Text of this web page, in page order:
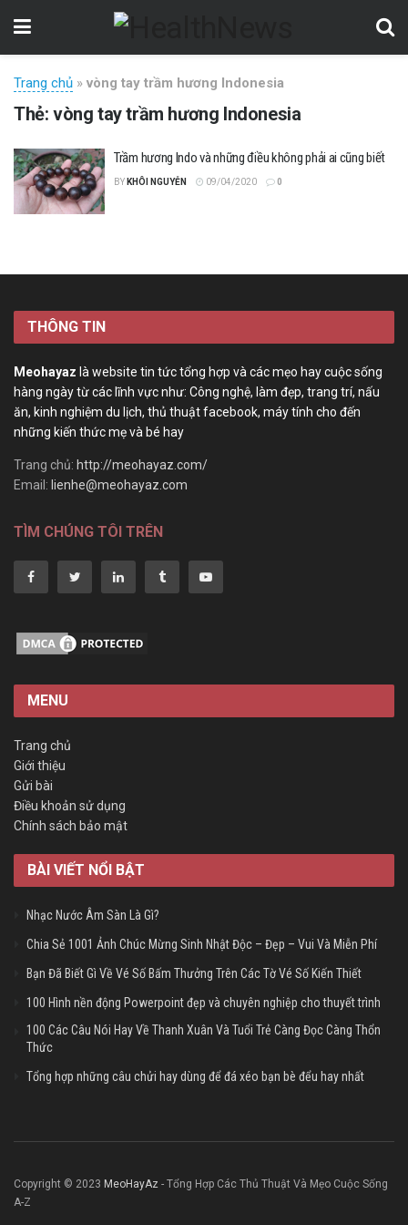
Trang chủ » vòng tay trầm hương Indonesia
Thẻ:vòng tay trầm hương Indonesia
Trầm hương Indo và những điều không phải ai cũng biết
BY KHÔI NGUYỄN 09/04/2020 0
THÔNG TIN
Meohayaz là website tin tức tổng hợp và các mẹo hay cuộc sống
hàng ngày từ các lĩnh vực như: Công nghệ, làm đẹp, trang trí, nấu
ăn, kinh nghiệm du lịch, thủ thuật facebook, máy tính cho đến
những kiến thức mẹ và bé hay
Trang chủ: http://meohayaz.com/
Email: lienhe@meohayaz.com
TÌM CHÚNG TÔI TRÊN
MENU
Trang chủ
Giới thiệu
Gửi bài
Điều khoản sử dụng
Chính sách bảo mật
BÀI VIẾT NỔI BẬT
Nhạc Nước Âm Sàn Là Gì?
Chia Sẻ 1001 Ảnh Chúc Mừng Sinh Nhật Độc – Đẹp – Vui Và Miễn Phí
Bạn Đã Biết Gì Về Vé Số Bấm Thưởng Trên Các Tờ Vé Số Kiến Thiết
100 Hình nền động Powerpoint đẹp và chuyên nghiệp cho thuyết trình
100 Các Câu Nói Hay Về Thanh Xuân Và Tuổi Trẻ Càng Đọc Càng Thổn
Thức
Tổng hợp những câu chửi hay dùng để đá xéo bạn bè đểu hay nhất
Copyright © 2023 MeoHayAz - Tổng Hợp Các Thủ Thuật Và Mẹo Cuộc Sống
A-Z